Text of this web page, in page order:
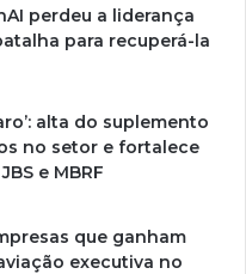
perdeu a liderança
para recuperá-la
alta do suplemento
no setor e fortalece
e MBRF
que ganham
executiva no